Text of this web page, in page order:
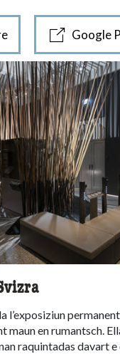
Google
l’exposiziun
maun en rumantsch.
raquintadas davart e